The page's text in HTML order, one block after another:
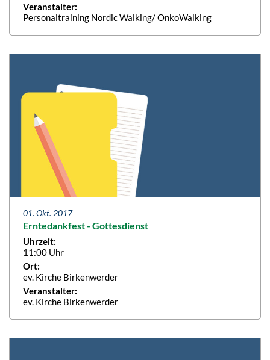
Veranstalter:
Personaltraining Nordic Walking/ OnkoWalking
01. Okt. 2017
Erntedankfest - Gottesdienst
Uhrzeit:
11:00 Uhr
Ort:
ev. Kirche Birkenwerder
Veranstalter:
ev. Kirche Birkenwerder